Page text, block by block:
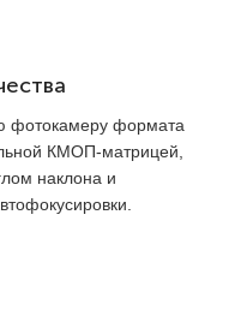
фотокамеру формата
КМОП-матрицей,
наклона и